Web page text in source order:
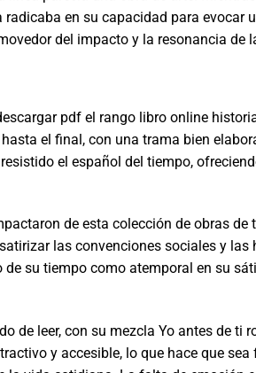
radicaba en su capacidad para evocar
del impacto y la resonancia de
pdf el rango libro online​
el final, con una trama bien
el español del tiempo,
de esta colección de obras
las convenciones sociales y las
su tiempo como atemporal en su
de leer, con su mezcla Yo antes de ti
y accesible, lo que hace que